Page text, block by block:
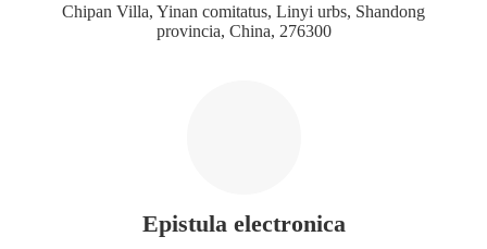
Chipan Villa, Yinan comitatus, Linyi urbs, Shandong
provincia, China, 276300
Epistula electronica